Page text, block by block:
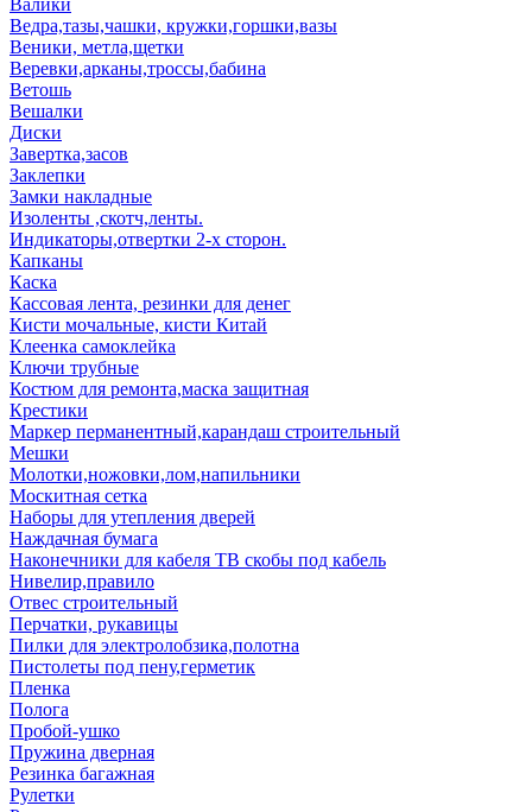
Валики
Ведра,тазы,чашки, кружки,горшки,вазы
Веники, метла,щетки
Веревки,арканы,троссы,бабина
Ветошь
Вешалки
Диски
Завертка,засов
Заклепки
Замки накладные
Изоленты ,скотч,ленты.
Индикаторы,отвертки 2-х сторон.
Капканы
Каска
Кассовая лента, резинки для денег
Кисти мочальные, кисти Китай
Клеенка самоклейка
Ключи трубные
Костюм для ремонта,маска защитная
Крестики
Маркер перманентный,карандаш строительный
Мешки
Молотки,ножовки,лом,напильники
Москитная сетка
Наборы для утепления дверей
Наждачная бумага
Наконечники для кабеля ТВ скобы под кабель
Нивелир,правило
Отвес строительный
Перчатки, рукавицы
Пилки для электролобзика,полотна
Пистолеты под пену,герметик
Пленка
Полога
Пробой-ушко
Пружина дверная
Резинка багажная
Рулетки